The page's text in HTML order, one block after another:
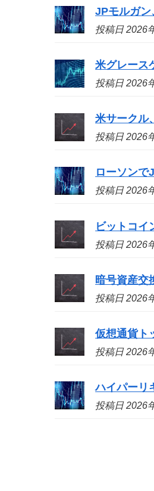
JPモルガン
投稿日 2026
米グレース
投稿日 2026
米サークル
投稿日 2026
ローソン
投稿日 2026
ビットコイ
投稿日 2026
暗号資産
投稿日 2026
仮想通貨ト
投稿日 2026
ハイパーリ
投稿日 2026